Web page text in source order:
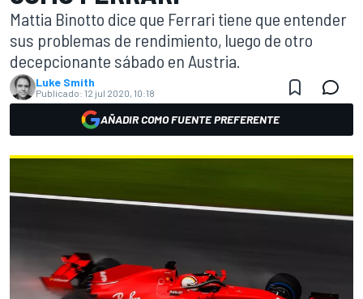
Mattia Binotto dice que Ferrari tiene que entender
sus problemas de rendimiento, luego de otro
decepcionante sábado en Austria.
Luke Smith
Publicado: 12 jul 2020, 10:18
AÑADIR COMO FUENTE PREFERENTE